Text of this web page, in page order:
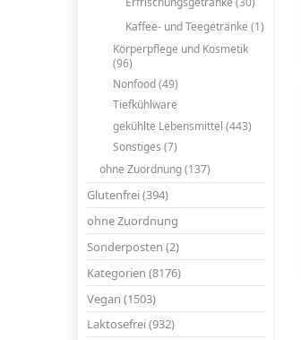
Kaffee- und Teegetränke (1)
Körperpflege und Kosmetik
(96)
Nonfood (49)
Tiefkühlware
gekühlte Lebensmittel (443)
Sonstiges (7)
ohne Zuordnung (137)
Glutenfrei (394)
ohne Zuordnung
Sonderposten (2)
Kategorien (8176)
Vegan (1503)
Laktosefrei (932)